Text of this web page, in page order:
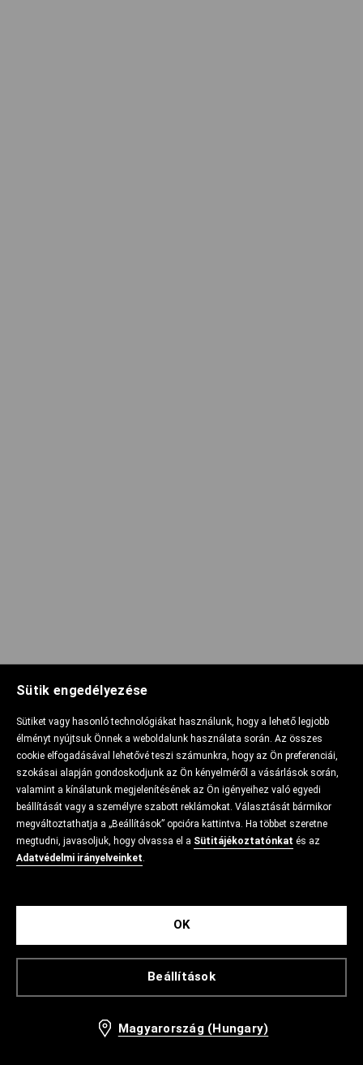
Sütik engedélyezése
Sütiket vagy hasonló technológiákat használunk, hogy a lehető legjobb
élményt nyújtsuk Önnek a weboldalunk használata során. Az összes
cookie elfogadásával lehetővé teszi számunkra, hogy az Ön preferenciái,
szokásai alapján gondoskodjunk az Ön kényelméről a vásárlások során,
valamint a kínálatunk megjelenítésének az Ön igényeihez való egyedi
beállítását vagy a személyre szabott reklámokat. Választását bármikor
megváltoztathatja a „Beállítások” opcióra kattintva. Ha többet szeretne
megtudni, javasoljuk, hogy olvassa el a Sütitájékoztatónkat és az
Adatvédelmi irányelveinket.
Beállítások
OK
Magyarország (Hungary)